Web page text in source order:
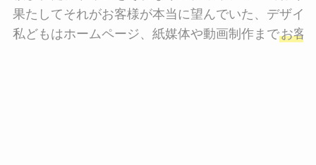
果たしてそれがお客様が本当に望んでいた、デザイ
私どもはホームページ、紙媒体や動画制作までお客